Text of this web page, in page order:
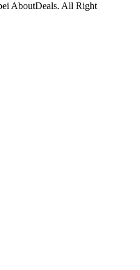
AboutDeals. All Right